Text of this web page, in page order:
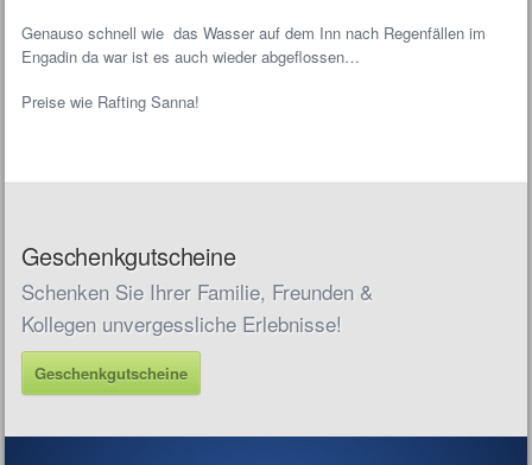
Genauso schnell wie das Wasser auf dem Inn nach Regenfällen im
Engadin da war ist es auch wieder abgeflossen…
Preise wie Rafting Sanna!
Geschenkgutscheine
Schenken Sie Ihrer Familie, Freunden &
Kollegen unvergessliche Erlebnisse!
Geschenkgutscheine